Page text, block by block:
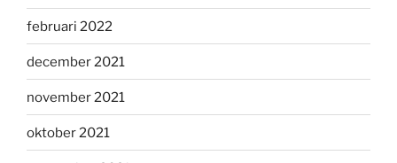
februari 2022
december 2021
november 2021
oktober 2021